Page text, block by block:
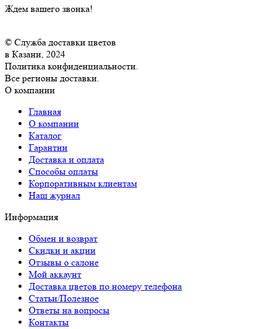
Ждем вашего звонка!
© Служба доставки цветов
в Казани, 2024
Политика конфиденциальности.
Все регионы доставки.
О компании
Главная
О компании
Каталог
Гарантии
Доставка и оплата
Способы оплаты
Корпоративным клиентам
Наш журнал
Информация
Обмен и возврат
Скидки и акции
Отзывы о салоне
Мой аккаунт
Доставка цветов по номеру телефона
Статьи/Полезное
Ответы на вопросы
Контакты